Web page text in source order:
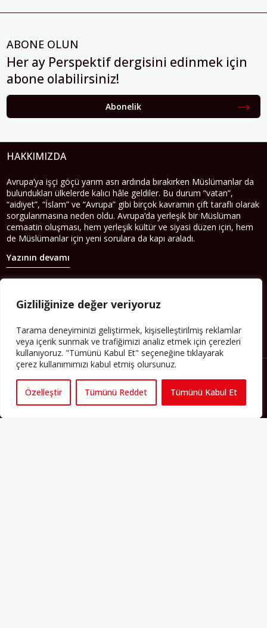
Gizliliğinize değer veriyoruz
Tarama deneyiminizi geliştirmek, kişiselleştirilmiş reklamlar
veya içerik sunmak ve trafiğimizi analiz etmek için çerezleri
kullanıyoruz. "Tümünü Kabul Et" seçeneğine tıklayarak
çerez kullanımımızı kabul etmiş olursunuz.
Özelleştir Tümünü Reddet Tümünü Kabul Et
ABONE OLUN
Her ay Perspektif dergisini edinmek için
abone olabilirsiniz!
Abonelik
HAKKIMIZDA
Avrupa’ya işçi göçü yarım asrı ardında bırakırken Müslümanlar da
bulundukları ülkelerde kalıcı hâle geldiler. Bu durum “vatan”,
“aidiyet”, “İslam” ve “Avrupa” gibi birçok kavramın çift taraflı olarak
sorgulanmasına neden oldu. Avrupa’da yerleşik bir Müslüman
cemaatin oluşması, hem yerleşik kültür ve siyasi düzen için, hem
de Müslümanlar için yeni sorulara da kapı araladı.
Yazının devamı